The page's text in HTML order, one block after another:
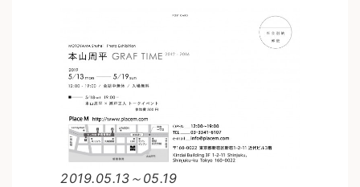
2019.05.13～05.19